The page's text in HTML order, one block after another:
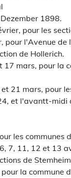
1898.
pour les
pour l'Avenue de
de Hollerich.
17 mars, pour la
21 mars, pour
et l'avantt-midi
les communes
7, 11, 12 et 13
de
la commune